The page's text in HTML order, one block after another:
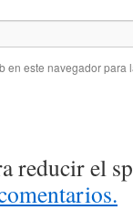
en este navegador para
reducir el